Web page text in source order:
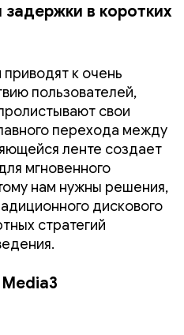
в коротких
к очень
пользователей,
свои
перехода между
ленте создает
мгновенного
нам нужны решения,
дискового
стратегий